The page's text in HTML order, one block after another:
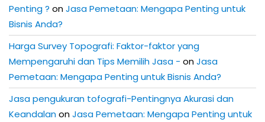
Penting ? onJasa Pemetaan: Mengapa Penting untuk
Bisnis Anda?
Harga Survey Topografi: Faktor-faktor yang
Mempengaruhi dan Tips Memilih Jasa - onJasa
Pemetaan: Mengapa Penting untuk Bisnis Anda?
Jasa pengukuran tofografi-Pentingnya Akurasi dan
KeandalanonJasa Pemetaan: Mengapa Penting untuk